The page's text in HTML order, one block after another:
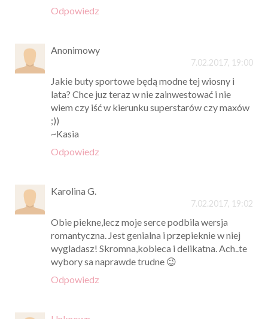
Odpowiedz
Anonimowy
7.02.2017, 19:00
Jakie buty sportowe będą modne tej wiosny i
lata? Chce juz teraz w nie zainwestować i nie
wiem czy iść w kierunku superstarów czy maxów
;))
~Kasia
Odpowiedz
Karolina G.
7.02.2017, 19:02
Obie piekne,lecz moje serce podbila wersja
romantyczna. Jest genialna i przepieknie w niej
wygladasz! Skromna,kobieca i delikatna. Ach..te
wybory sa naprawde trudne 😉
Odpowiedz